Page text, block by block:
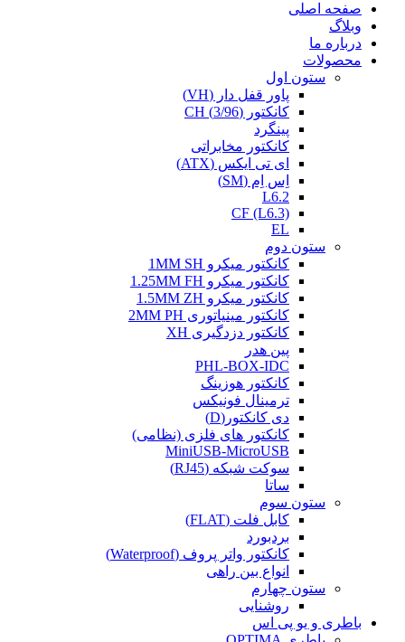
صفحه اصلی
وبلاگ
درباره ما
محصولات
ستون اول
پاور قفل دار (VH)
کانکتور (3/96) CH
پینگرد
کانکتور مخابراتی
ای تی ایکس (ATX)
اِس اِم (SM)
L6.2
CF (L6.3)
EL
ستون دوم
کانکتور میکرو 1MM SH
کانکتور میکرو 1.25MM FH
کانکتور میکرو 1.5MM ZH
کانکتور مینیاتوری 2MM PH
کانکتور دزدگیری XH
پین هدر
PHL-BOX-IDC
کانکتور هوزینگ
ترمینال فونیکس
دی کانکتور(D)
کانکتور های فلزی (نظامی)
MiniUSB-MicroUSB
سوکت شبکه (RJ45)
ساتا
ستون سوم
کابل فلت (FLAT)
بردبورد
کانکتور واتر پروف (Waterproof)
انواع بین راهی
ستون چهارم
روشنایی
باطری و یو پی اس